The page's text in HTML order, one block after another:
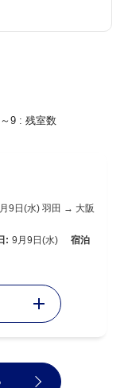
9 : 残室数
9日(水) 羽田 → 大阪
: 9月9日(水)
宿泊